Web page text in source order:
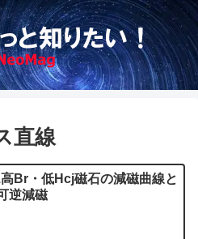
直線
Br・低Hcj磁石の減磁曲線と
逆減磁